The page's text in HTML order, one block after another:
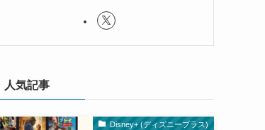
人気記事
Disney+ (ディズニープラス)